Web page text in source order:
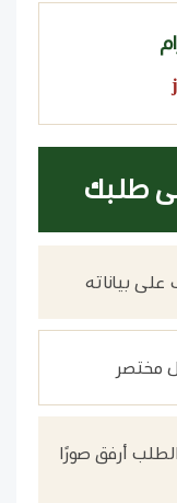
طلبك
بياناته
مختصر
أرفق صورًا